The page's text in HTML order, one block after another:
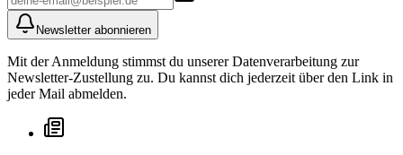
Newsletter abonnieren
Mit der Anmeldung stimmst du unserer Datenverarbeitung zur
Newsletter-Zustellung zu. Du kannst dich jederzeit über den Link in
jeder Mail abmelden.